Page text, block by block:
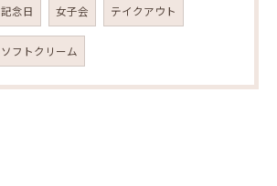
記念日 女子会 テイクアウト
ソフトクリーム